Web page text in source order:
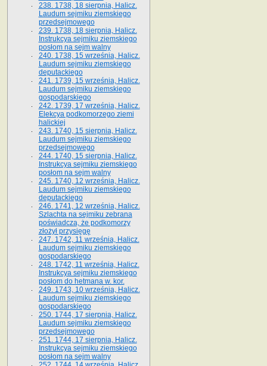
238. 1738, 18 sierpnia, Halicz.
Laudum sejmiku ziemskiego
przedsejmowego
239. 1738, 18 sierpnia, Halicz.
Instrukcya sejmiku ziemskiego
posłom na sejm walny
240. 1738, 15 września, Halicz.
Laudum sejmiku ziemskiego
deputackiego
241. 1739, 15 września, Halicz.
Laudum sejmiku ziemskiego
gospodarskiego
242. 1739, 17 września, Halicz.
Elekcya podkomorzego ziemi
halickiej
243. 1740, 15 sierpnia, Halicz.
Laudum sejmiku ziemskiego
przedsejmowego
244. 1740, 15 sierpnia, Halicz.
Instrukcya sejmiku ziemskiego
posłom na sejm walny
245. 1740, 12 września, Halicz.
Laudum sejmiku ziemskiego
deputackiego
246. 1741, 12 września, Halicz.
Szlachta na sejmiku zebrana
poświadcza, że podkomorzy
złożył przysięgę
247. 1742, 11 września, Halicz.
Laudum sejmiku ziemskiego
gospodarskiego
248. 1742, 11 września, Halicz.
Instrukcya sejmiku ziemskiego
posłom do hetmana w. kor.
249. 1743, 10 września, Halicz.
Laudum sejmiku ziemskiego
gospodarskiego
250. 1744, 17 sierpnia, Halicz.
Laudum sejmiku ziemskiego
przedsejmowego
251. 1744, 17 sierpnia, Halicz.
Instrukcya sejmiku ziemskiego
posłom na sejm walny